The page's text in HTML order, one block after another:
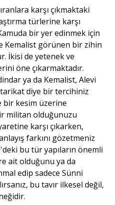
karşı çıkmaktaki
türlerine karşı
bir yer edinmek için
Kemalist görünen bir zihin
İkisi de yetenek ve
öne çıkarmaktadır.
ya da Kemalist, Alevi
diye bir tercihiniz
bir kesim üzerine
militan olduğunuzu
karşı çıkarken,
farkını gözetmeniz
bu tür yapıların önemli
ait olduğunu ya da
edip sadece Sünni
bu tavır ilkesel değil,